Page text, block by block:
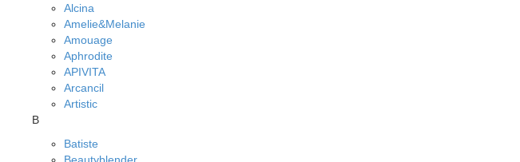
Alcina
Amelie&Melanie
Amouage
Aphrodite
APIVITA
Arcancil
Artistic
B
Batiste